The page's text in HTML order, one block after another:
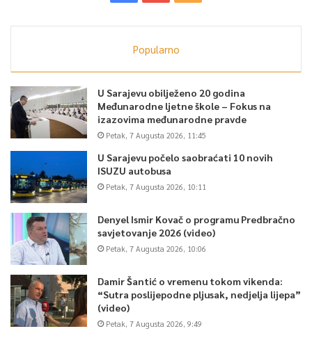
Popularno
U Sarajevu obilježeno 20 godina
Međunarodne ljetne škole – Fokus na
izazovima međunarodne pravde
Petak, 7 Augusta 2026, 11:45
U Sarajevu počelo saobraćati 10 novih
ISUZU autobusa
Petak, 7 Augusta 2026, 10:11
Denyel Ismir Kovač o programu Predbračno
savjetovanje 2026 (video)
Petak, 7 Augusta 2026, 10:06
Damir Šantić o vremenu tokom vikenda:
“Sutra poslijepodne pljusak, nedjelja lijepa”
(video)
Petak, 7 Augusta 2026, 9:49